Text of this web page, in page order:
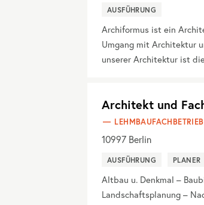
AUSFÜHRUNG
Archiformus ist ein
Umgang mit Architektur
unserer Architektur ist
Architekt und
LEHMBAUFACHBETRIEB
10997 Berlin
AUSFÜHRUNG PLANER
Altbau u. Denkmal –
Landschaftsplanung –